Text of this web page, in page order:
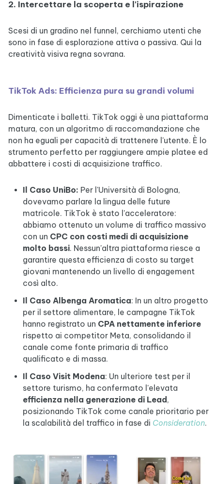
2. Intercettare la scoperta e l'ispirazione
Scesi di un gradino nel funnel, cerchiamo utenti che
sono in fase di esplorazione attiva o passiva. Qui la
creatività visiva regna sovrana.
TikTok Ads: Efficienza pura su grandi volumi
Dimenticate i balletti. TikTok oggi è una piattaforma
matura, con un algoritmo di raccomandazione che
non ha eguali per capacità di trattenere l'utente. È lo
strumento perfetto per raggiungere ampie platee ed
abbattere i costi di acquisizione traffico.
Il Caso UniBo: Per l'Università di Bologna,
dovevamo parlare la lingua delle future
matricole. TikTok è stato l'acceleratore:
abbiamo ottenuto un volume di traffico massivo
con un CPC con costi medi di acquisizione
molto bassi. Nessun'altra piattaforma riesce a
garantire questa efficienza di costo su target
giovani mantenendo un livello di engagement
così alto.
Il Caso Albenga Aromatica: In un altro progetto
per il settore alimentare, le campagne TikTok
hanno registrato un CPA nettamente inferiore
rispetto ai competitor Meta, consolidando il
canale come fonte primaria di traffico
qualificato e di massa.
Il Caso Visit Modena: Un ulteriore test per il
settore turismo, ha confermato l'elevata
efficienza nella generazione di Lead ,
posizionando TikTok come canale prioritario per
la scalabilità del traffico in fase di Consideration.